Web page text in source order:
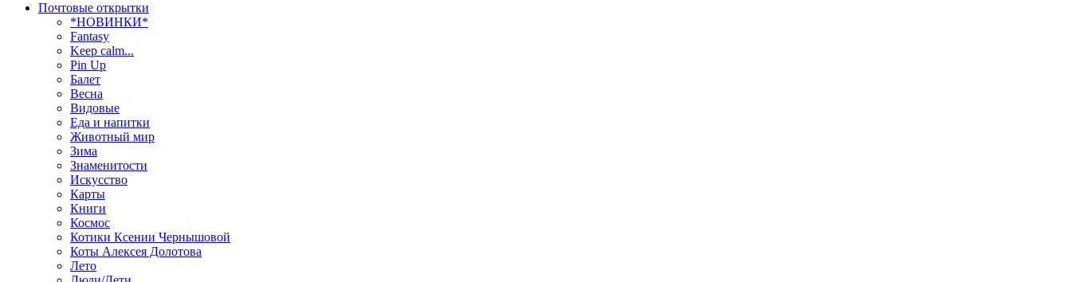
Почтовые открытки
*НОВИНКИ*
Fantasy
Keep calm...
Pin Up
Балет
Весна
Видовые
Еда и напитки
Животный мир
Зима
Знаменитости
Искусство
Карты
Книги
Космос
Котики Ксении Чернышовой
Коты Алексея Долотова
Лето